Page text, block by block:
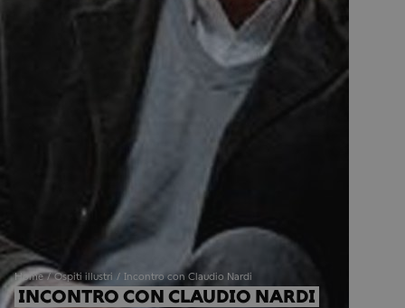
Home Ospiti illustri Incontro con Claudio Nardi
INCONTRO CON CLAUDIO NARDI